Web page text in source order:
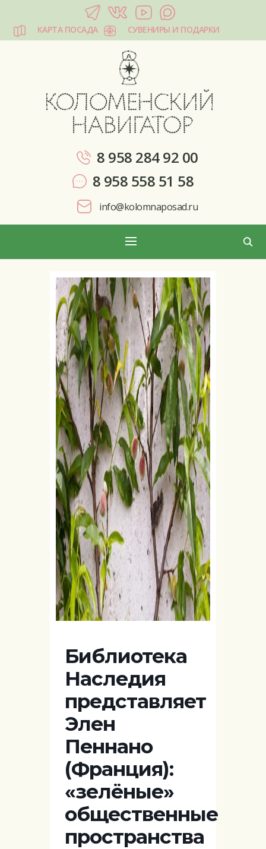
КАРТА ПОСАДА СУВЕНИРЫ И ПОДАРКИ
8 958 284 92 00
8 958 558 51 58
info@kolomnaposad.ru
Библиотека
Наследия
представляет
Элен
Пеннано
(Франция):
«зелёные»
общественные
пространства